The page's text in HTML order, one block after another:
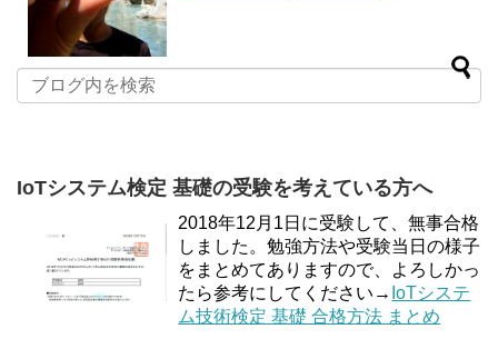
IoTシステム検定 基礎の受験を考えている方へ
2018年12月1日に受験して、無事合格
しました。勉強方法や受験当日の様子
をまとめてありますので、よろしかっ
たら参考にしてください→ IoTシステ
ム技術検定 基礎 合格方法 まとめ